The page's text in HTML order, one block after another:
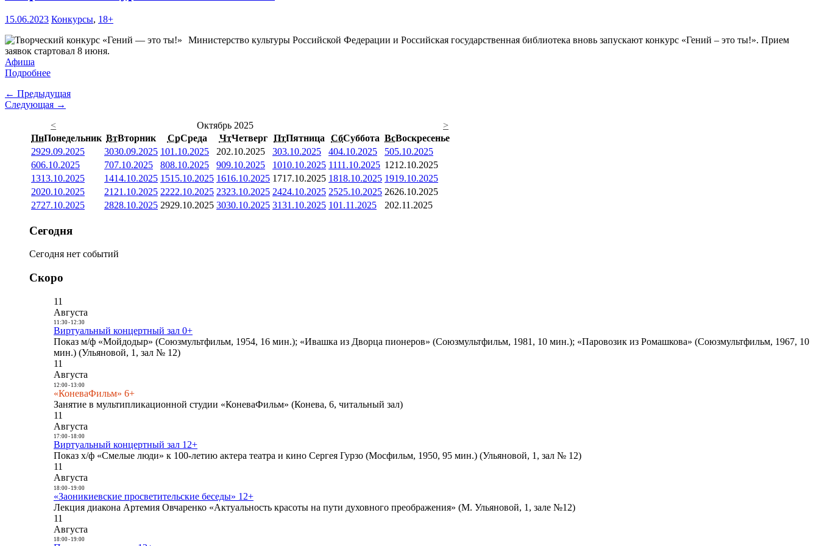
15.06.2023 Конкурсы, 18+
Министерство культуры Российской Федерации и Российская государственная библиотека вновь запускают конкурс «Гений – это ты!». Прием
заявок стартовал 8 июня.
Афиша
Подробнее
← Предыдущая
Следующая →
<
Октябрь 2025
>
ПнПонедельник ВтВторник СрСреда ЧтЧетверг ПтПятница СбСуббота ВсВоскресенье
2929.09.2025 3030.09.2025 101.10.2025 202.10.2025 303.10.2025 404.10.2025 505.10.2025
606.10.2025 707.10.2025 808.10.2025 909.10.2025 1010.10.2025 1111.10.2025 1212.10.2025
1313.10.2025 1414.10.2025 1515.10.2025 1616.10.2025 1717.10.2025 1818.10.2025 1919.10.2025
2020.10.2025 21 21.10.2025 2222.10.2025 2323.10.2025 2424.10.2025 2525.10.2025 2626.10.2025
2727.10.2025 2828.10.2025 2929.10.2025 3030.10.2025 3131.10.2025 101.11.2025 202.11.2025
Сегодня
Сегодня нет событий
Скоро
11
Августа
11:30- 12:30
Виртуальный концертный зал 0+
Показ м/ф «Мойдодыр» (Союзмультфильм, 1954, 16 мин.); «Ивашка из Дворца пионеров» (Союзмультфильм, 1981, 10 мин.); «Паровозик из Ромашкова» (Союзмультфильм, 1967, 10
мин.) (Ульяновой, 1, зал № 12)
11
Августа
12:00- 13:00
«КоневаФильм» 6+
Занятие в мультипликационной студии «КоневаФильм» (Конева, 6, читальный зал)
11
Августа
17:00- 18:00
Виртуальный концертный зал 12+
Показ х/ф «Смелые люди» к 100-летию актера театра и кино Сергея Гурзо (Мосфильм, 1950, 95 мин.) (Ульяновой, 1, зал № 12)
11
Августа
18:00- 19:00
«Заоникиевские просветительские беседы» 12+
Лекция диакона Артемия Овчаренко «Актуальность красоты на пути духовного преображения» (М. Ульяновой, 1, зале №12)
11
Августа
18:00- 19:00